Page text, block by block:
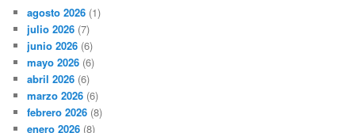
agosto 2026 (1)
julio 2026 (7)
junio 2026 (6)
mayo 2026 (6)
abril 2026 (6)
marzo 2026 (6)
febrero 2026 (8)
enero 2026 (8)